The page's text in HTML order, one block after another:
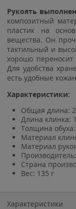
Рукоять
композитный
пластик на
вещества. Он
тактильный и
хорошо
Для удобства
есть удобные
Характеристики:
Общая длина:
Длина клинка:
Толщина
Материал
Материал
Страна
Вес: 135 г
Характеристики